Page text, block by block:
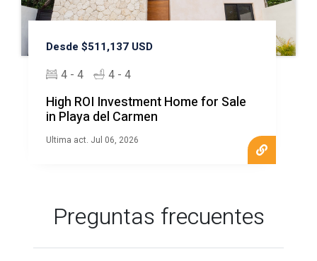
Desde $511,137 USD
4 - 4 4 - 4
High ROI Investment Home for Sale
in Playa del Carmen
Ultima act. Jul 06, 2026
Preguntas frecuentes